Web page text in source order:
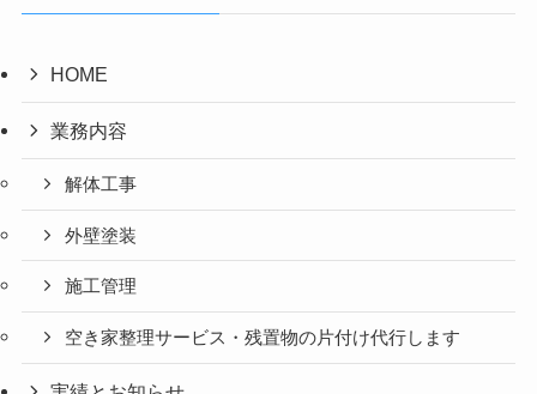
HOME
業務内容
解体工事
外壁塗装
施工管理
空き家整理サービス・残置物の片付け代行します